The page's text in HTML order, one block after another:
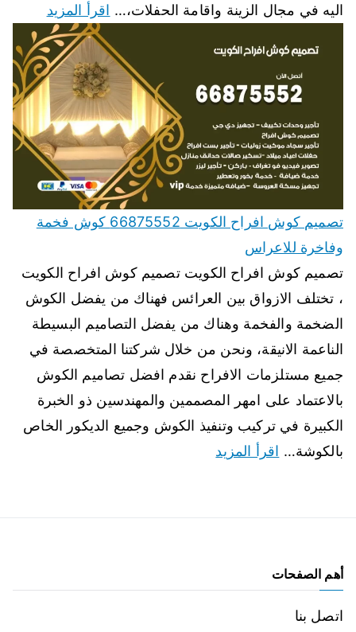
اليه في مجال الزينة واقامة الحفلات،… اقرأ المزيد
تصميم كوش افراح الكويت 66875552 كوش فخمة
وفاخرة للاعراس
تصميم كوش افراح الكويت تصميم كوش افراح الكويت
، تختلف الازواق بين العرائس فهناك من يفضل الكوش
الضخمة والفخمة وهناك من يفضل التصاميم البسيطة
الناعمة الانيقة، ونحن من خلال شركتنا المتخصصة في
جميع مستلزمات الافراح نقدم افضل تصاميم الكوش
بالاعتماد على امهر المصممين والمهندسين ذو الخبرة
الكبيرة في تركيب وتنفيذ الكوش وجميع الديكور الخاص
بالكوشة… اقرأ المزيد
أهم الصفحات
اتصل بنا